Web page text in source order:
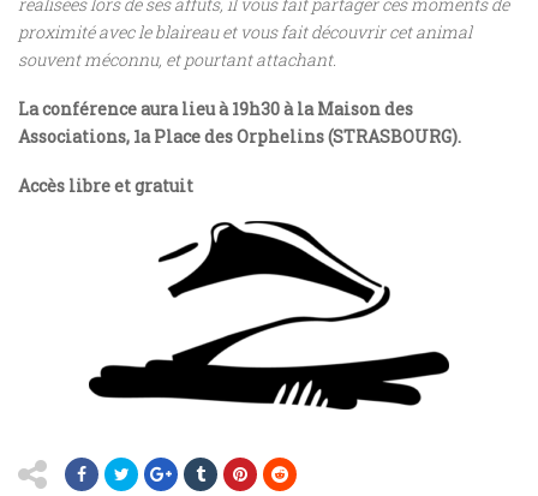
proximité avec le blaireau et vous fait découvrir cet animal
souvent méconnu, et pourtant attachant.
La conférence aura lieu à 19h30 à la Maison des
Associations, 1a Place des Orphelins (STRASBOURG).
Accès libre et gratuit